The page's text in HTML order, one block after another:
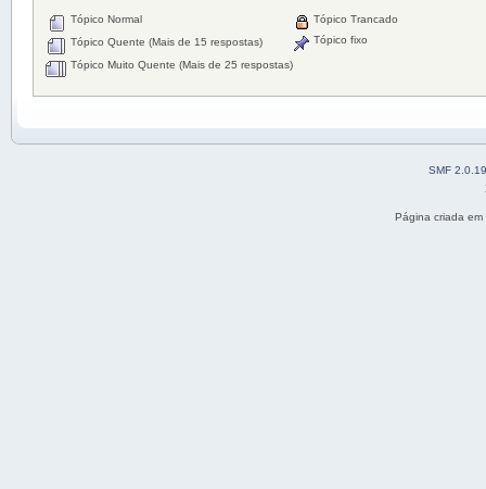
Tópico Normal
Tópico Quente (Mais de 15 respostas)
Tópico Muito Quente (Mais de 25 respostas)
Tópico Trancado
Tópico fixo
SMF 2.0.19
Página criada